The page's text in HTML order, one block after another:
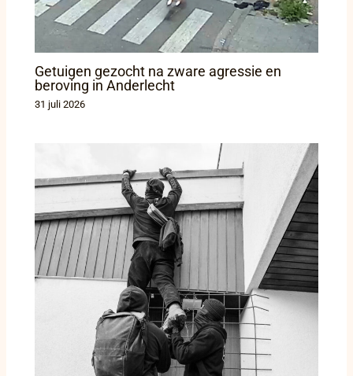
Getuigen gezocht na zware agressie en
beroving in Anderlecht
31 juli 2026